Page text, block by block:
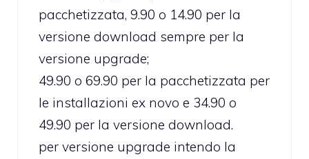
pacchetizzata, 9.90 o 14.90 per la
versione download sempre per la
versione upgrade;
49.90 o 69.90 per la pacchetizzata per
le installazioni ex novo e 34.90 o
49.90 per la versione download.
per versione upgrade intendo la